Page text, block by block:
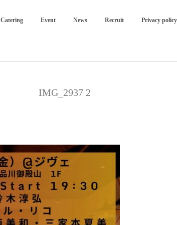
Catering Event News Recruit Privacy policy
IMG_2937 2